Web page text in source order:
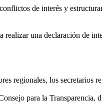
de interés y
una declaración de
regionales, los secretarios
para la Transparencia,